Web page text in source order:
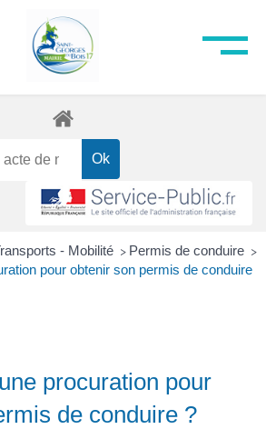
- Mobilité > Permis de conduire >
pour obtenir son permis de conduire
procuration pour
de conduire ?